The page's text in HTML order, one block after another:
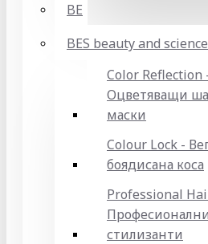
BE
BES beauty and science
Color Reflection
Оцветяващи
маски
Colour Lock -
боядисана коса
Professional
Професионални
стилизанти